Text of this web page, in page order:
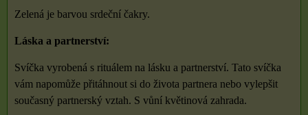
Zelená je barvou srdeční čakry.
Láska a partnerství:
Svíčka vyrobená s rituálem na lásku a partnerství. Tato svíčka
vám napomůže přitáhnout si do života partnera nebo vylepšit
současný partnerský vztah. S vůní květinová zahrada.